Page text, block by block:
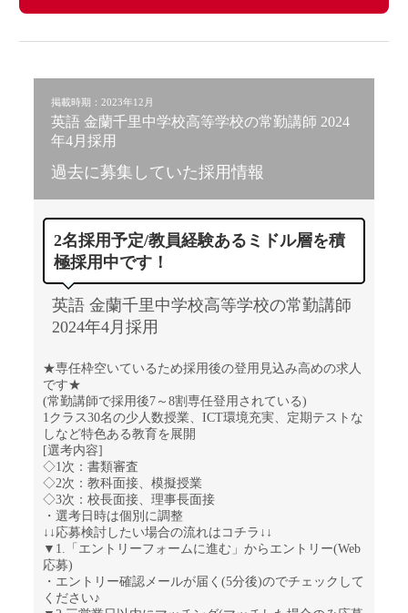
掲載時期：2023年12月
英語 金蘭千里中学校高等学校の常勤講師 2024
年4月採用
過去に募集していた採用情報
2名採用予定/教員経験あるミドル層を積
極採用中です！
英語 金蘭千里中学校高等学校の常勤講師
2024年4月採用
★専任枠空いているため採用後の登用見込み高めの求人
です★
(常勤講師で採用後7～8割専任登用されている)
1クラス30名の少人数授業、ICT環境充実、定期テストな
しなど特色ある教育を展開
[選考内容]
◇1次：書類審査
◇2次：教科面接、模擬授業
◇3次：校長面接、理事長面接
・選考日時は個別に調整
↓↓応募検討したい場合の流れはコチラ↓↓
▼1.「エントリーフォームに進む」からエントリー(Web
応募)
・エントリー確認メールが届く(5分後)のでチェックして
ください♪